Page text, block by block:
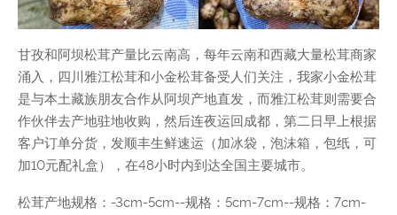
甘孜和阿坝松茸产量比云南高，每年云南和西藏大量松茸商家
涌入，四川雅江松茸和小金松茸备受人们关注，我家小金松茸
是与本土藏族朋友合作从阿坝产地直发，而雅江松茸则需要合
作伙伴去产地驻地收购，然后连夜运回成都，第二日早上根据
客户订单分货，发顺丰生鲜速运（加冰袋，泡沫箱，包纸，可
加10元配礼盒），在48小时内到达全国主要城市。
松茸产地规格：-3cm-5cm--规格：5cm-7cm--规格：7cm-